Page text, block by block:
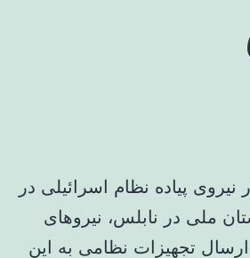
نیروی پیاده نظام اسرائیلی در
ملی در نابلس، نیروهای
تجهیزات نظامی به این